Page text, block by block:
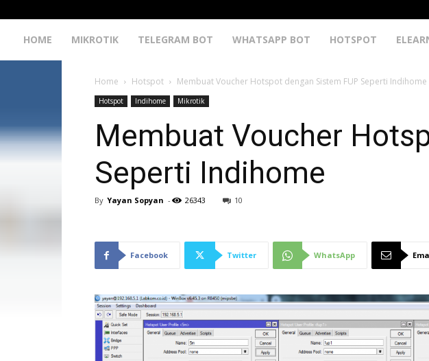
HOME MIKROTIK TELEGRAM BOT WHATSAPP BOT HOTSPOT
Home Hotspot Membuat Voucher Hotspot dengan Sistem FUP Seperti Indihome
Hotspot Indihome Mikrotik
Membuat Voucher
Seperti Indihome
By Yayan Sopyan - 26343 10
Facebook Twitter WhatsApp